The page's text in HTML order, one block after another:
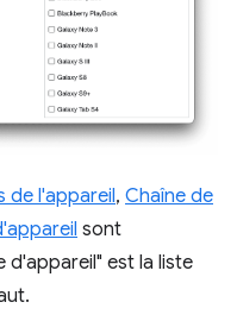
de l'appareil, Chaîne de
sont
d'appareil" est la liste